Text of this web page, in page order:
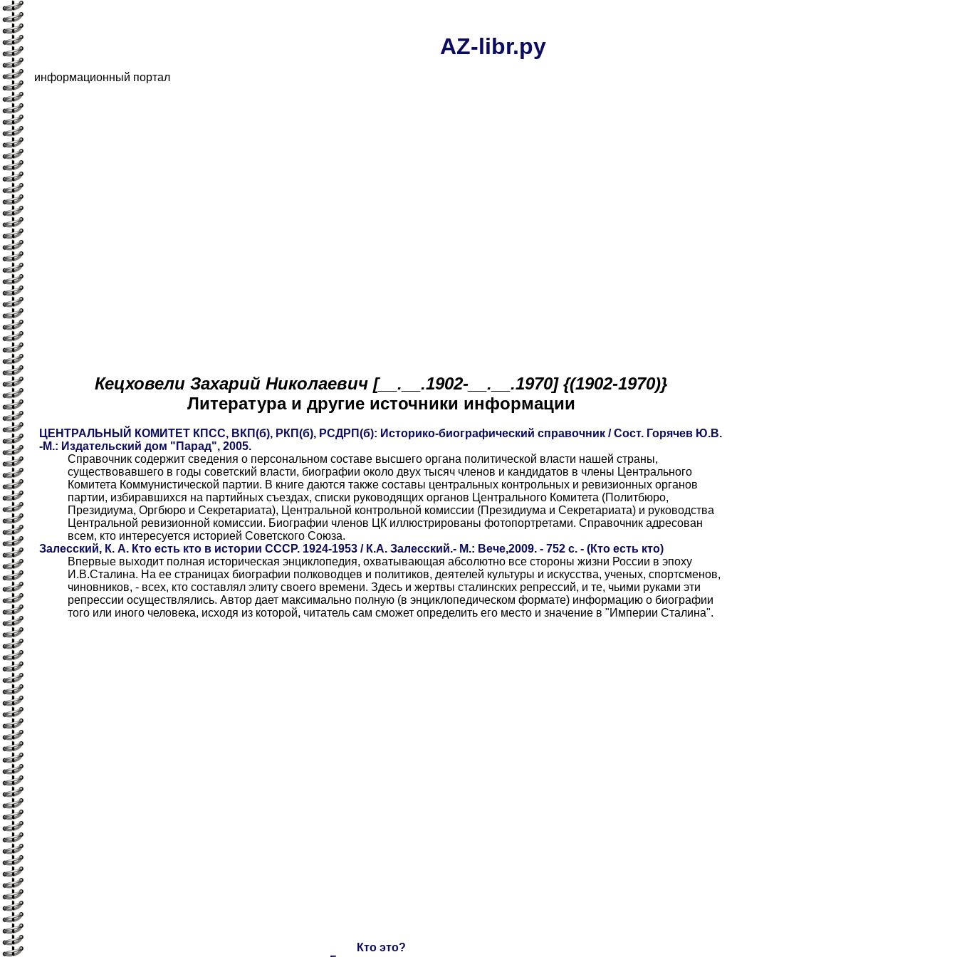
AZ-libr.ру
информационный портал
Кецховели Захарий Николаевич [__.__.1902-__.__.1970] {(1902-1970)}
Литература и другие источники информации
ЦЕНТРАЛЬНЫЙ КОМИТЕТ КПСС, ВКП(б), РКП(б), РСДРП(б): Историко-биографический справочник / Сост. Горячев Ю.В.
-М.: Издательский дом "Парад", 2005.
Справочник содержит сведения о персональном составе высшего органа политической власти нашей страны,
существовавшего в годы советский власти, биографии около двух тысяч членов и кандидатов в члены Центрального
Комитета Коммунистической партии. В книге даются также составы центральных контрольных и ревизионных органов
партии, избиравшихся на партийных съездах, списки руководящих органов Центрального Комитета (Политбюро,
Президиума, Оргбюро и Секретариата), Центральной контрольной комиссии (Президиума и Секретариата) и руководства
Центральной ревизионной комиссии. Биографии членов ЦК иллюстрированы фотопортретами. Справочник адресован
всем, кто интересуется историей Советского Союза.
Залесский, К. А. Кто есть кто в истории СССР. 1924-1953 / К.А. Залесский.- М.: Вече,2009. - 752 с. - (Кто есть кто)
Впервые выходит полная историческая энциклопедия, охватывающая абсолютно все стороны жизни России в эпоху
И.В.Сталина. На ее страницах биографии полководцев и политиков, деятелей культуры и искусства, ученых, спортсменов,
чиновников, - всех, кто составлял элиту своего времени. Здесь и жертвы сталинских репрессий, и те, чьими руками эти
репрессии осуществлялись. Автор дает максимально полную (в энциклопедическом формате) информацию о биографии
того или иного человека, исходя из которой, читатель сам сможет определить его место и значение в "Империи Сталина".
Кто это?